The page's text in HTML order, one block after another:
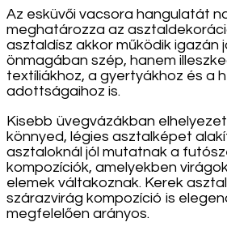
Az esküvői vacsora hangulatát
meghatározza az
asztaldísz akkor működik igazán
önmagában szép, hanem
textíliákhoz, a gyertyákhoz és a
adottságaihoz is.
Kisebb üvegvázákban
könnyed, légies asztalképet
asztaloknál jól mutatnak a
kompozíciók, amelyekben
elemek váltakoznak. Kerek
szárazvirág kompozíció is
megfelelően arányos.